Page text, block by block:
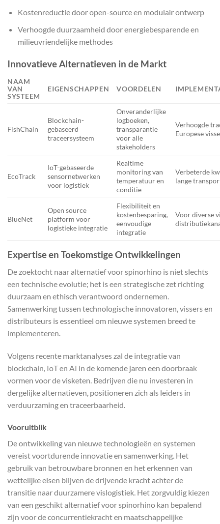
Kostenreductie door open-source en modulair ontwerp
Verhoogde duurzaamheid door energiebesparende en
milieuvriendelijke methodes
Innovatieve Alternatieven in de Markt
NAAM
VAN
SYSTEEM
EIGENSCHAPPEN VOORDELEN
FishChain
Blockchain-
gebaseerd
traceersysteem
Onveranderlijke
logboeken,
transparantie
voor alle
stakeholders
Verhoogde
Europese
EcoTrack
IoT-gebaseerde
sensornetwerken
voor logistiek
Realtime
monitoring van
temperatuur en
conditie
Verbeterde
lange
BlueNet
Open source
platform voor
logistieke integratie
Flexibiliteit en
kostenbesparing,
eenvoudige
integratie
Voor diverse
Expertise en Toekomstige Ontwikkelingen
De zoektocht naar alternatief voor spinorhino is niet slechts
een technische evolutie; het is een strategische zet richting
duurzaam en ethisch verantwoord ondernemen.
Samenwerking tussen technologische innovatoren, vissers en
distributeurs is essentieel om nieuwe systemen breed te
implementeren.
Volgens recente marktanalyses zal de integratie van
blockchain, IoT en AI in de komende jaren een doorbraak
vormen voor de visketen. Bedrijven die nu investeren in
dergelijke alternatieven, positioneren zich als leiders in
verduurzaming en traceerbaarheid.
Vooruitblik
De ontwikkeling van nieuwe technologieën en systemen
vereist voortdurende innovatie en samenwerking. Het
gebruik van betrouwbare bronnen en het erkennen van
wettelijke eisen blijven de drijvende kracht achter de
transitie naar duurzamere vislogistiek. Het zorgvuldig kiezen
van een geschikt alternatief voor spinorhino kan bepalend
zijn voor de concurrentiekracht en maatschappelijke